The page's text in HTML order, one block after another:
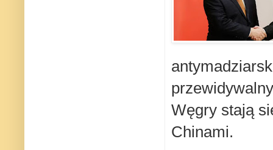
Węgry stają
Chinami.